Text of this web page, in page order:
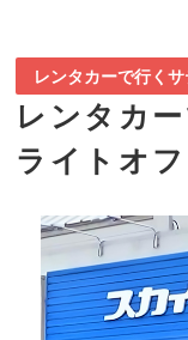
レンタカーで行く
レンタカ
ライトオ